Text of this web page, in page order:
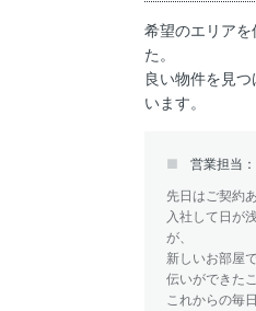
希望のエリア
た。
良い物件を見
います。
営業担当
先日はご契約
入社して日が
が、
新しいお部屋
伝いができた
これからの毎